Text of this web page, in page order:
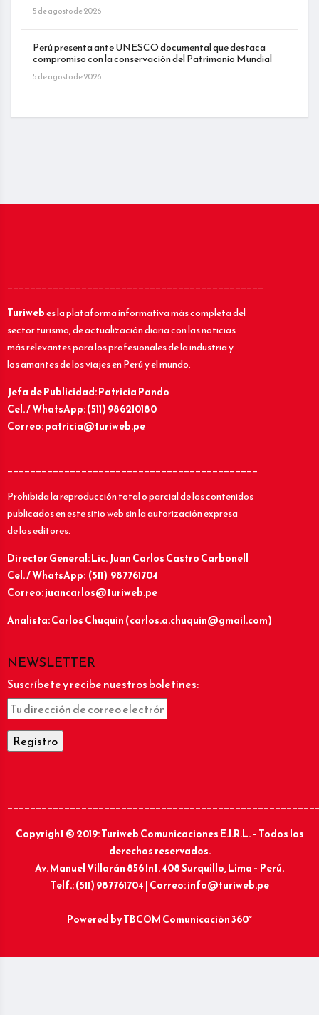
5 de agosto de 2026
Perú presenta ante UNESCO documental que destaca
compromiso con la conservación del Patrimonio Mundial
5 de agosto de 2026
_____________________________________________
Turiwebes la plataforma informativa más completa del
sector turismo, de actualización diaria con las noticias
más relevantes para los profesionales de la industria y
los amantes de los viajes en Perú y el mundo.
Jefa de Publicidad: Patricia Pando
Cel. / WhatsApp: (511) 986210180
Correo: patricia@turiweb.pe
____________________________________________
Prohibida la reproducción total o parcial de los contenidos
publicados en este sitio web sin la autorización expresa
de los editores.
Director General: Lic.Juan Carlos Castro Carbonell
Cel. / WhatsApp: (511) 987761704
Correo: juancarlos@turiweb.pe
Analista: Carlos Chuquín (carlos.a.chuquin@gmail.com)
NEWSLETTER
Suscríbete y recibe nuestros boletines:
Copyright © 2019: Turiweb Comunicaciones E.I.R.L. – Todos los
derechos reservados.
Av. Manuel Villarán 856 Int. 408 Surquillo, Lima – Perú.
Telf.: (511) 987761704 | Correo: info@turiweb.pe
Powered byTBCOM Comunicación 360°